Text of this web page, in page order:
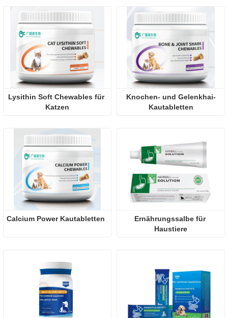
Lysithin Soft Chewables für
Katzen
Knochen- und Gelenkhai-
Kautabletten
Calcium Power Kautabletten
Ernährungssalbe für
Haustiere